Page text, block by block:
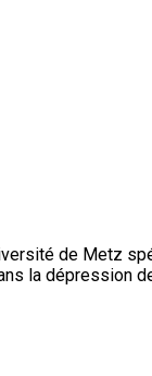
de Metz
la dépression